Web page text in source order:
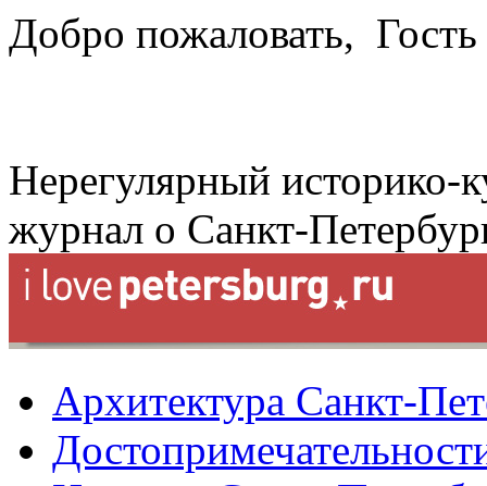
Добро пожаловать, Гость
Нерегулярный историко-
журнал о Санкт-
Архитектура Санкт-